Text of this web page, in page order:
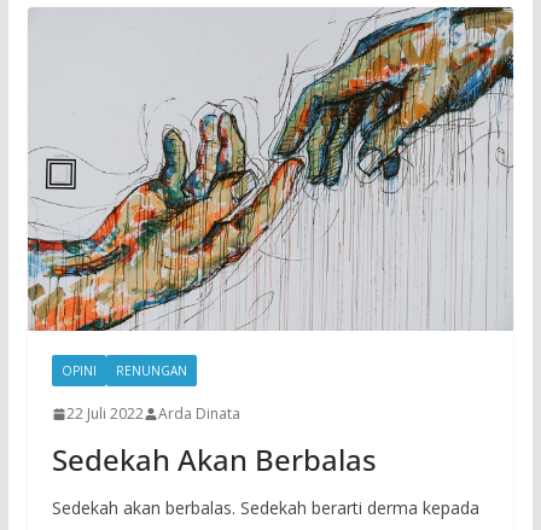
OPINI RENUNGAN
22 Juli 2022 Arda Dinata
Sedekah Akan Berbalas
Sedekah akan berbalas. Sedekah berarti derma kepada